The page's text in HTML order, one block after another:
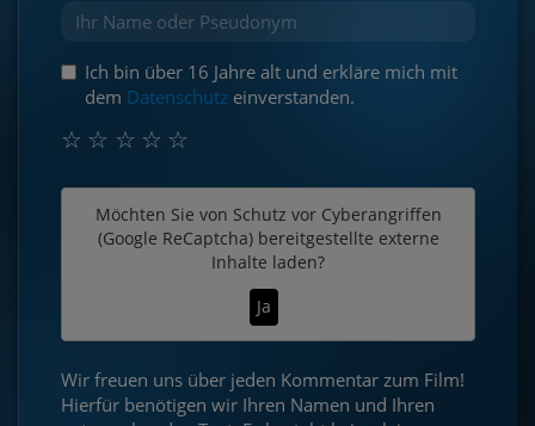
Ich bin über 16 Jahre alt und erkläre mich mit
dem Datenschutz einverstanden.
☆
☆
☆
☆
☆
Möchten Sie von Schutz vor Cyberangriffen
(Google ReCaptcha)bereitgestellte externe
Inhalte laden?
Ja
Wir freuen uns über jeden Kommentar zum Film!
Hierfür benötigen wir Ihren Namen und Ihren